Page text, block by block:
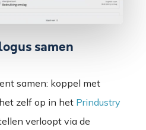
samen
samen: koppel met
zelf op in het Prindustry
verloopt via de